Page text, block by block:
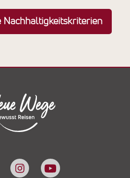
Nachhaltigkeitskriterien